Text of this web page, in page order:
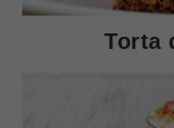
Torta